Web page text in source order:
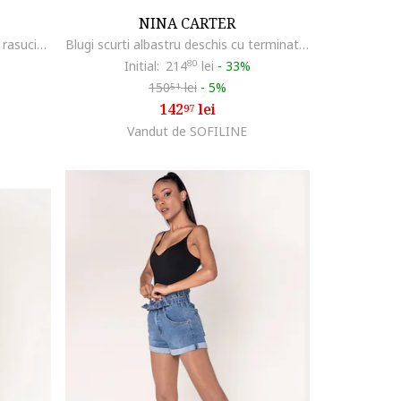
Blugi scurti albastri cu terminatie rasucita P202-5 M7 20154
NINA CARTER
Blugi scurti albastru deschis cu terminatie rasucita P202-6 M7 20149, Albastru deschis
Initial: 21480 lei - 33%
15051lei - 5%
14297lei
Vandut de SOFILINE